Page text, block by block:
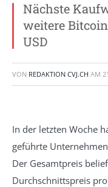
Nächste
weitere
USD
VON REDAKTION CVJ.CH AM
In der letzten Woche
geführte
Der Gesamtpreis
Durchschnittspreis